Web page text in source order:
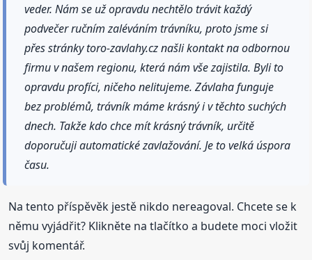
veder. Nám se už opravdu nechtělo trávit každý
podvečer ručním zaléváním trávníku, proto jsme si
přes stránky toro-zavlahy.cz našli kontakt na odbornou
firmu v našem regionu, která nám vše zajistila. Byli to
opravdu profíci, ničeho nelitujeme. Závlaha funguje
bez problémů, trávník máme krásný i v těchto suchých
dnech. Takže kdo chce mít krásný trávník, určitě
doporučuji automatické zavlažování. Je to velká úspora
času.
Na tento příspěvěk jestě nikdo nereagoval. Chcete se k
němu vyjádřit? Klikněte na tlačítko a budete moci vložit
svůj komentář.